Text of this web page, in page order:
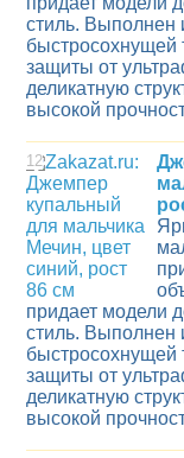
стиль. Выполнен
быстросохнущей
защиты от
деликатную
высокой
12
придает модели
стиль. Выполнен
быстросохнущей
защиты от
деликатную
высокой